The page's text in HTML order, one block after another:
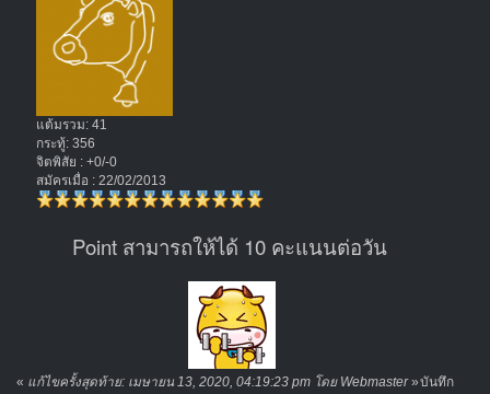
แต้มรวม: 41
กระทู้: 356
จิตพิสัย : +0/-0
สมัครเมื่อ : 22/02/2013
Point สามารถให้ได้ 10 คะแนนต่อวัน
« แก้ไขครั้งสุดท้าย: เมษายน 13, 2020, 04:19:23 pm โดย Webmaster»บันทึก